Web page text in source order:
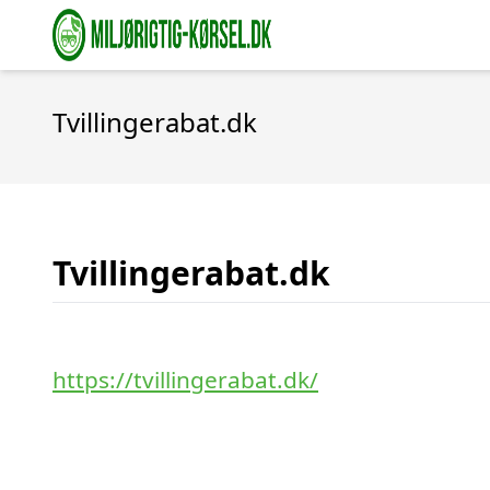
Tvillingerabat.dk
Tvillingerabat.dk
https://tvillingerabat.dk/